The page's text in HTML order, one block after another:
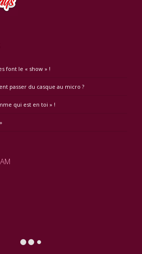
font le « show » !
passer du casque au micro ?
qui est en toi » !